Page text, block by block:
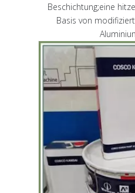
Beschichtung;eine
Basis von